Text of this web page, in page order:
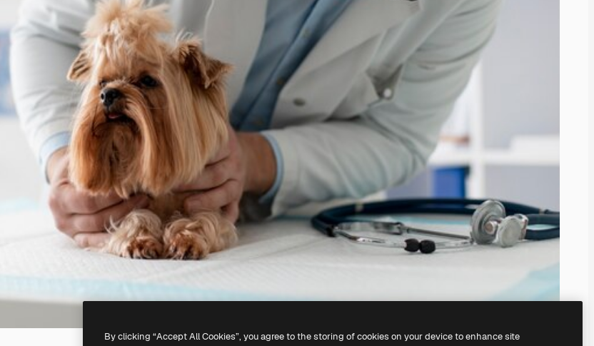
By clicking “Accept All Cookies”, you agree to the storing of cookies on your device to enhance site